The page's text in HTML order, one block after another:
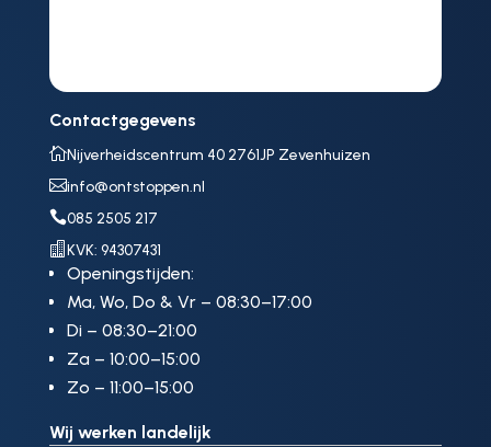
Contactgegevens
Nijverheidscentrum 40 2761JP Zevenhuizen
info@ontstoppen.nl
085 2505 217
 KVK: 94307431
Openingstijden:
Ma, Wo, Do & Vr – 08:30–17:00
Di – 08:30–21:00
Za – 10:00–15:00
Zo – 11:00–15:00
Wij werken landelijk